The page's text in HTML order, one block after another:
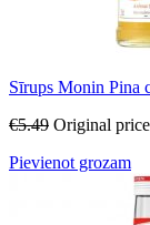
Sīrups Monin Pina
€5.49 Original
Pievienot grozam